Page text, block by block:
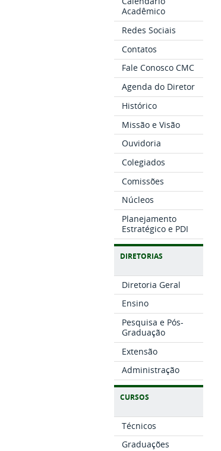
Acadêmico
Redes Sociais
Contatos
Fale Conosco CMC
Agenda do Diretor
Histórico
Missão e Visão
Ouvidoria
Colegiados
Comissões
Núcleos
Planejamento
Estratégico e PDI
DIRETORIAS
Diretoria Geral
Ensino
Pesquisa e Pós-
Graduação
Extensão
Administração
CURSOS
Técnicos
Graduações